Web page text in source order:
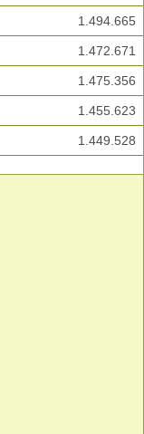
1.494.665
1.472.671
1.475.356
1.455.623
1.449.528